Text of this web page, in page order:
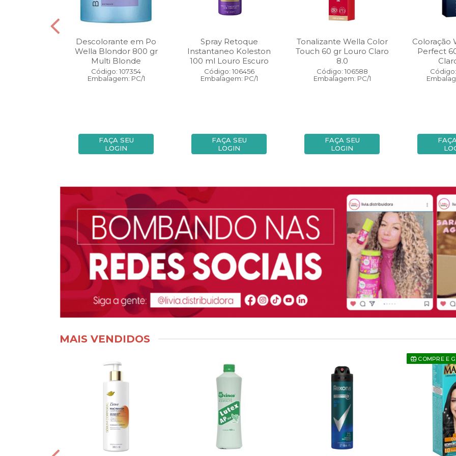
Descolorante em Po
Wella Blondor 800 gr
Multi Blonde
Código: 107354
Embalagem: PC/1
FAÇA SEU
LOGIN
Spray Retoque
Instantaneo Koleston
100 ml Louro Escuro
Código: 106456
Embalagem: PC/1
FAÇA SEU
LOGIN
Tonalizante Wella Color
Touch 60 gr Louro Claro
8.0
Código: 106588
Embalagem: PC/1
FAÇA SEU
LOGIN
Coloração
Perfect
MAIS VENDIDOS
COMPRE E